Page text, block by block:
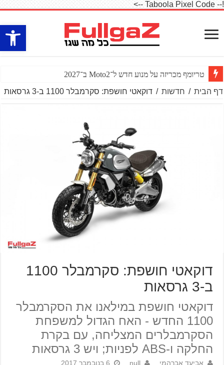
פתח
!-- Taboola Pixel Code -->
טריומף מכריזה על מנוע חדש ל־Moto2 ב־2027
דף הבית / חדשות / דוקאטי חושפת: סקרמבלר 1100 ב-3 גרסאות
דוקאטי חושפת: סקרמבלר 1100
ב-3 גרסאות
דוקאטי חושפת במילאנו את הסקרמבלר
1100 החדש - האח הגדול למשפחת
הסקרמבלרים המצליחה, עם בקרת
החלקה ו-ABS לפניות; ויש 3 גרסאות
אביעד אברהמי null
6 בנובמבר 2017